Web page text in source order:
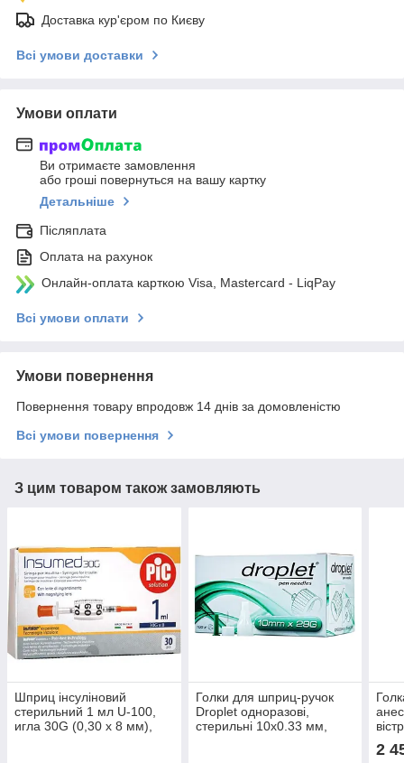
Доставка кур'єром по Києву
Всі умови доставки
Умови оплати
Ви отримаєте замовлення
або гроші повернуться на вашу картку
Детальніше
Післяплата
Оплата на рахунок
Онлайн-оплата карткою Visa, Mastercard - LiqPay
Всі умови оплати
Умови повернення
Повернення товару впродовж 14 днів за домовленістю
Всі умови повернення
З цим товаром також замовляють
Шприц інсуліновий
стерильний 1 мл U-100,
игла 30G (0,30 x 8 мм),
Голки для шприц-ручок
Droplet одноразові,
стерильні 10х0.33 мм,
(50
2